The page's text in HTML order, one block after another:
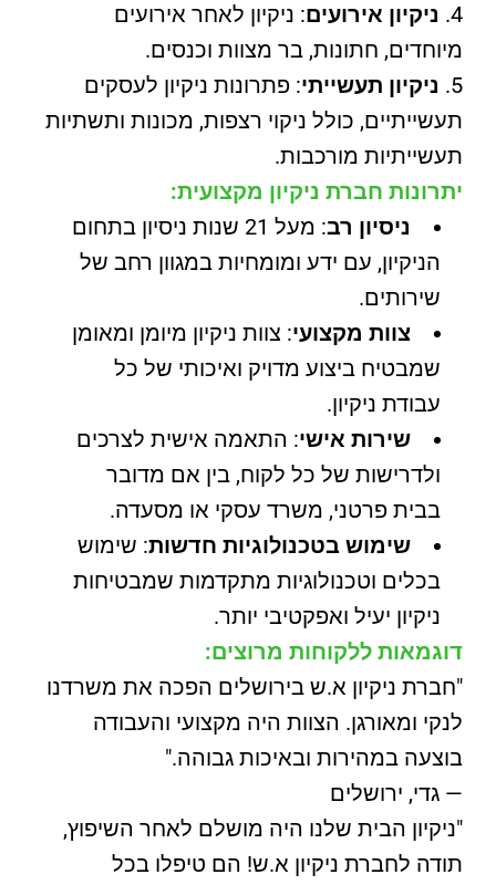
ניקיון אירועים: ניקיון לאחר אירועים
מיוחדים, חתונות, בר מצוות וכנסים.
ניקיון תעשייתי: פתרונות ניקיון לעסקים
תעשייתיים, כולל ניקוי רצפות, מכונות ותשתיות
תעשייתיות מורכבות.
יתרונות חברת ניקיון מקצועית:
ניסיון רב
: מעל 21 שנות ניסיון בתחום
הניקיון, עם ידע ומומחיות במגוון רחב של
שירותים.
צוות מקצועי: צוות ניקיון מיומן ומאומן
שמבטיח ביצוע מדויק ואיכותי של כל
עבודת ניקיון.
שירות אישי: התאמה אישית לצרכים
ולדרישות של כל לקוח, בין אם מדובר
בבית פרטני, משרד עסקי או מסעדה.
שימוש בטכנולוגיות חדשות: שימוש
בכלים וטכנולוגיות מתקדמות שמבטיחות
ניקיון יעיל ואפקטיבי יותר.
דוגמאות ללקוחות מרוצים:
"חברת ניקיון א.ש בירושלים הפכה את משרדנו
לנקי ומאורגן. הצוות היה מקצועי והעבודה
בוצעה במהירות ובאיכות גבוהה."
— גדי, ירושלים
"ניקיון הבית שלנו היה מושלם לאחר השיפוץ,
תודה לחברת ניקיון א.ש! הם טיפלו בכל